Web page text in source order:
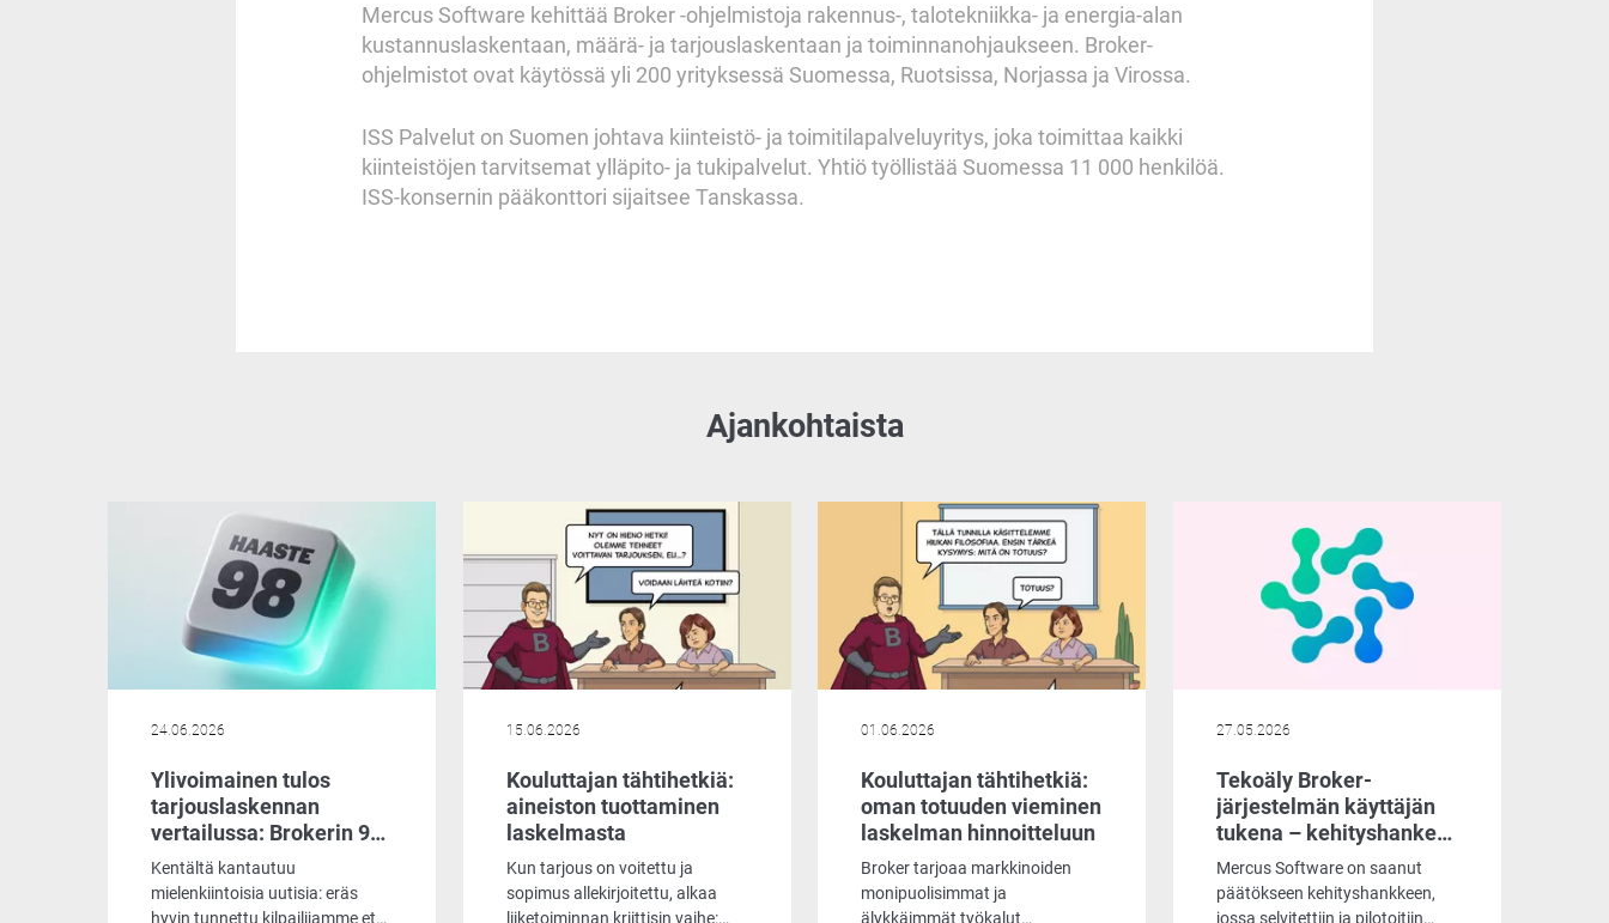
Mercus Software kehittää Broker -ohjelmistoja rakennus-, talotekniikka- ja energia-alan
kustannuslaskentaan, määrä- ja tarjouslaskentaan ja toiminnanohjaukseen. Broker-
ohjelmistot ovat käytössä yli 200 yrityksessä Suomessa, Ruotsissa, Norjassa ja Virossa.
ISS Palvelut on Suomen johtava kiinteistö- ja toimitilapalveluyritys, joka toimittaa kaikki
kiinteistöjen tarvitsemat ylläpito- ja tukipalvelut. Yhtiö työllistää Suomessa 11 000 henkilöä.
ISS-konsernin pääkonttori sijaitsee Tanskassa.
Ajankohtaista
24.06.2026
Ylivoimainen tulos
tarjouslaskennan
vertailussa: Brokerin 98
ominaisuutta jättivät
kilpailijan varjoonsa
Kentältä kantautuu
mielenkiintoisia uutisia: eräs
hyvin tunnettu kilpailijamme etsii
15.06.2026
Kouluttajan tähtihetkiä:
aineiston tuottaminen
laskelmasta
Kun tarjous on voitettu ja
sopimus allekirjoitettu, alkaa
liiketoiminnan kriittisin vaihe:
01.06.2026
Kouluttajan tähtihetkiä:
oman totuuden vieminen
laskelman hinnoitteluun
Broker tarjoaa markkinoiden
monipuolisimmat ja
älykkäimmät työkalut
27.05.2026
Tekoäly Broker-
järjestelmän käyttäjän
tukena – kehityshanke
vahvistaa asiantuntijan
työpanosta
Mercus Software on saanut
päätökseen kehityshankkeen,
jossa selvitettiin ja pilotoitiin